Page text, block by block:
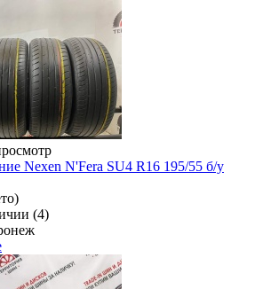
Nexen N'Fera SU4 R16 195/55 б/у
(4)